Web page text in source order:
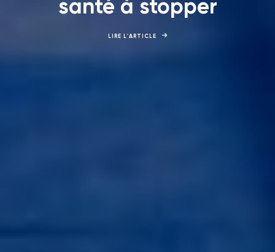
santé à stopper
LIRE L'ARTICLE